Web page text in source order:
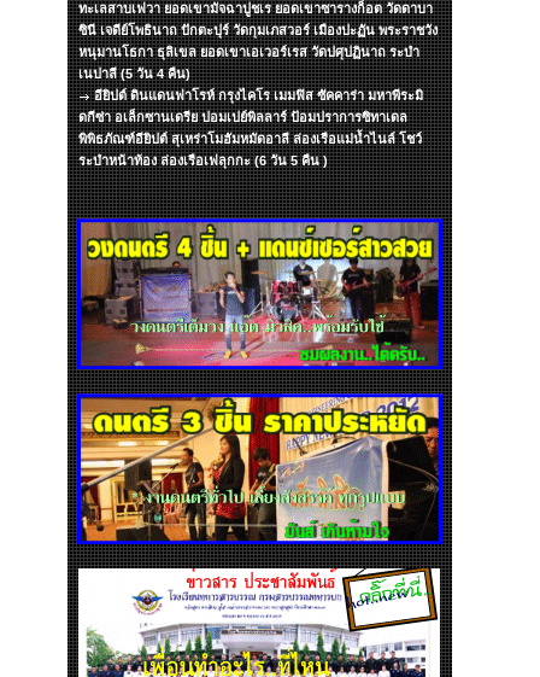
ทะเลสาบเฟวา ยอดเขามัจฉาปูชเร ยอดเขาซารางก็อต วัดดาบา
ซินี เจดีย์โพธินาถ ปักตะปุร์ วัดกุมเภสวอร์ เมืองปะฏัน พระราชวัง
หนุมานโธกา ธุลิเขล ยอดเขาเอเวอร์เรส วัดปศุปฏินาถ ระบำ
เนปาลี (5 วัน 4 คืน)
อียิปต์ ดินแดนฟาโรห์ กรุงไคโร เมมฟิส ซัคคาร่า มหาพีระมิ
ดกีซ่า อเล็กซานเดรีย ปอมเปย์พิลลาร์ ป้อมปราการซิทาเดล
พิพิธภัณฑ์อียิปต์ สุเหร่าโมฮัมหมัดอาลี ล่องเรือแม่น้ำไนล์ โชว์
ระบำหน้าท้อง ล่องเรือเฟลุกกะ (6 วัน 5 คืน )